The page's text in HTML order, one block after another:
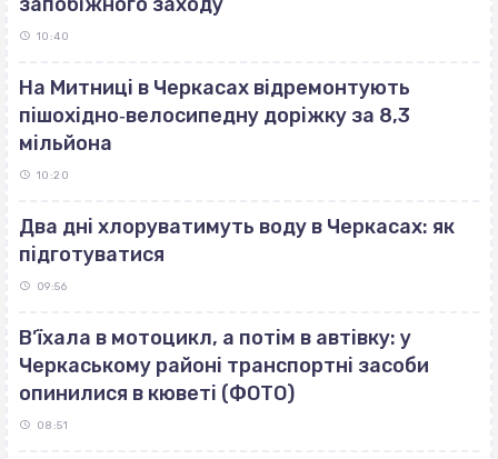
10:40
На Митниці в Черкасах відремонтують
пішохідно‐велосипедну доріжку за 8,3
мільйона
10:20
Два дні хлоруватимуть воду в Черкасах: як
підготуватися
09:56
В’їхала в мотоцикл, а потім в автівку: у
Черкаському районі транспортні засоби
опинилися в кюветі (ФОТО)
08:51